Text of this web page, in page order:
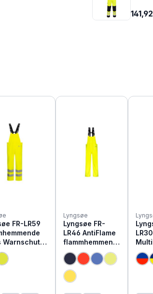
FR-LR59
Warnschutz
Latzhose
Lyngsøe
Lyngsøe FR-
LR46 AntiFlame
flammhemmend
e Regen
Latzhose (Diese Option ist
(Diese
(Diese Option ist zurzeit